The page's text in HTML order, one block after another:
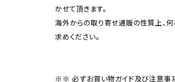
かせて頂きます。
海外からの取り寄せ通販の性質上、
求めください。
※※ 必ずお買い物ガイド及び注意事